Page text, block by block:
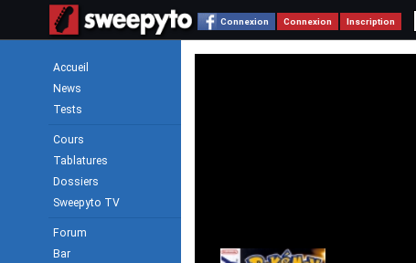
Connexion Connexion Inscription
Accueil
News
Tests
Cours
Tablatures
Dossiers
Sweepyto TV
Forum
Bar